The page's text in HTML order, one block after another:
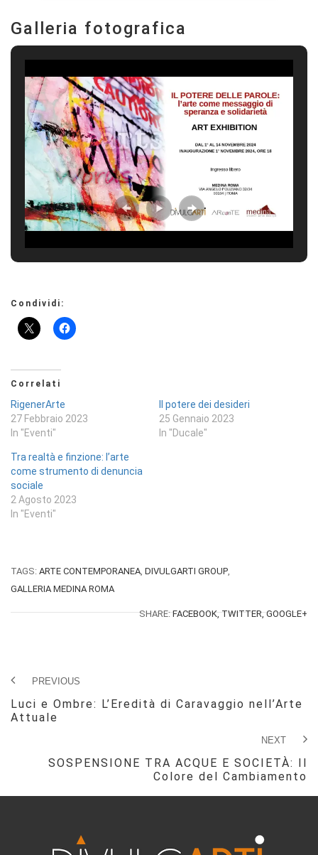
Galleria fotografica
Condividi:
Correlati
RigenerArte
27 Febbraio 2023
In "Eventi"
Il potere dei desideri
25 Gennaio 2023
In "Ducale"
Tra realtà e finzione: l’arte
come strumento di denuncia
sociale
2 Agosto 2023
In "Eventi"
TAGS: ARTE CONTEMPORANEA, DIVULGARTI GROUP,
GALLERIA MEDINA ROMA
SHARE:FACEBOOK, TWITTER, GOOGLE+
PREVIOUS
Luci e Ombre: L’Eredità di Caravaggio nell’Arte
Attuale
NEXT
SOSPENSIONE TRA ACQUE E SOCIETÀ: Il
Colore del Cambiamento